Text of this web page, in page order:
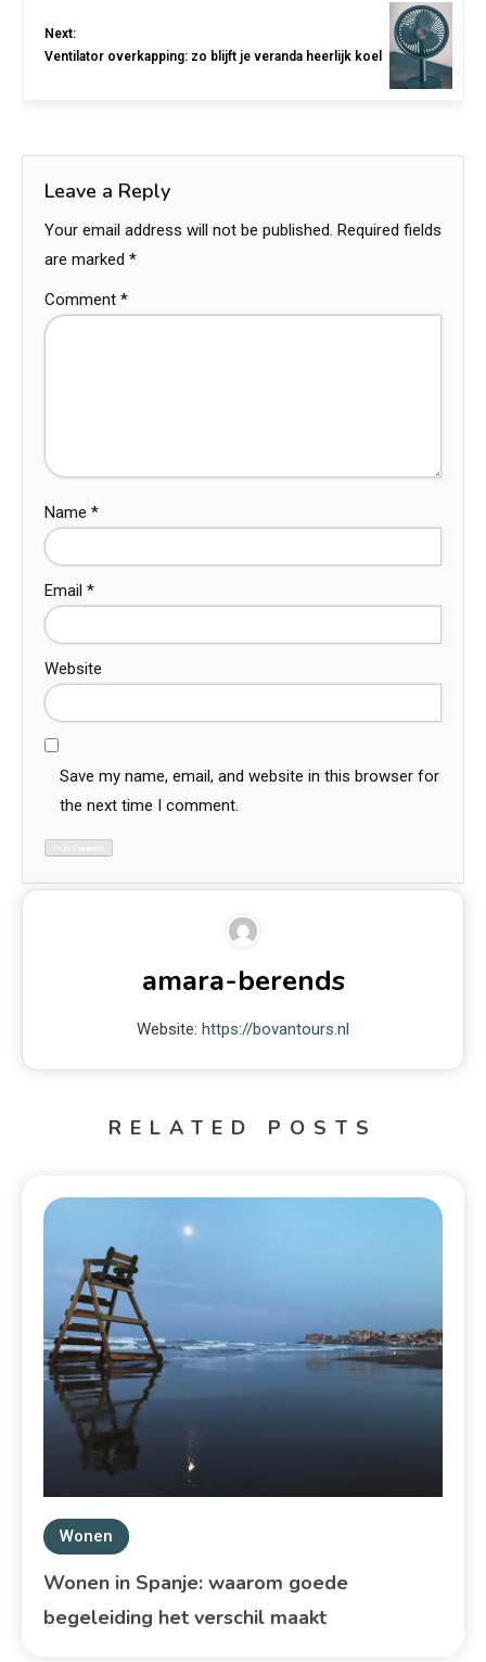
Next:
Ventilator overkapping: zo blijft je veranda heerlijk koel
Leave a Reply
Your email address will not be published. Required fields
are marked *
Comment *
Name *
Email *
Website
Save my name, email, and website in this browser for
the next time I comment.
amara-berends
Website: https://bovantours.nl
RELATED POSTS
Wonen
Wonen in Spanje: waarom goede
begeleiding het verschil maakt